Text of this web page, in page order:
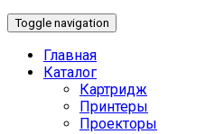
Toggle navigation
Главная
Каталог
Картридж
Принтеры
Проекторы